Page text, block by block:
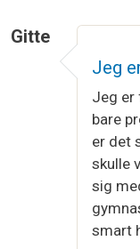
Gitte
Jeg
Jeg er
bare
er det
skulle
sig
smart